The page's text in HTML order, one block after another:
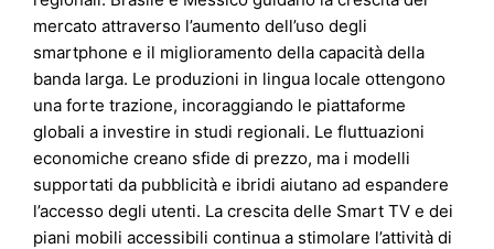
mercato attraverso l’aumento dell’uso degli
smartphone e il miglioramento della capacità della
banda larga. Le produzioni in lingua locale ottengono
una forte trazione, incoraggiando le piattaforme
globali a investire in studi regionali. Le fluttuazioni
economiche creano sfide di prezzo, ma i modelli
supportati da pubblicità e ibridi aiutano ad espandere
l’accesso degli utenti. La crescita delle Smart TV e dei
piani mobili accessibili continua a stimolare l’attività di